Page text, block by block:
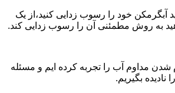
آبگرمکن خود را رسوب زدایی کنید،از یک
به روش مطمئنی آن را رسوب زدایی کند.
شدن مداوم آب را تجربه کرده ایم و مسئله
نادیده بگیریم.